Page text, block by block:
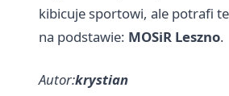
kibicuje sportowi, ale potrafi
na podstawie: MOSiR Leszno.
Autor:krystian